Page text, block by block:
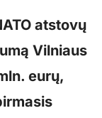
atstovų
Vilniaus
eurų,